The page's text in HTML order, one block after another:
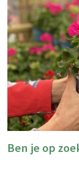
Ben je op